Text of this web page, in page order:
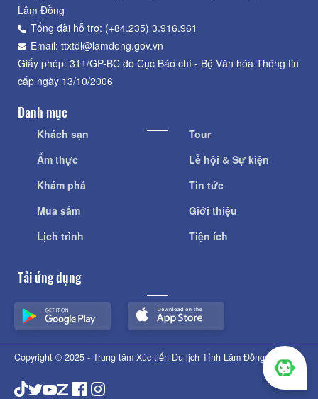
Lâm Đồng
Tổng đài hỗ trợ: (+84.235) 3.916.961
Email: ttxtdl@lamdong.gov.vn
Giấy phép: 311/GP-BC do Cục Báo chí - Bộ Văn hóa Thông tin
cấp ngày 13/10/2006
Danh mục
Khách sạn
Ẩm thực
Khám phá
Mua sắm
Lịch trình
Tour
Lễ hội & Sự kiện
Tin tức
Giới thiệu
Tiện ích
Tải ứng dụng
Copyright © 2025 - Trung tâm Xúc tiến Du lịch Tỉnh Lâm Đồng